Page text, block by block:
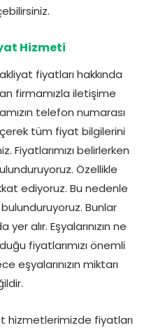
Hizmeti
fiyatları hakkında
firmamızla iletişime
telefon numarası
tüm fiyat bilgilerini
Fiyatlarımızı belirlerken
Özellikle
ediyoruz. Bu nedenle
Bunlar
yer alır. Eşyalarınızın ne
fiyatlarımızı önemli
eşyalarınızın miktarı
hizmetlerimizde fiyatları